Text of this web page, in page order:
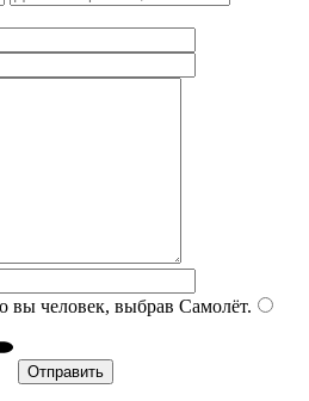
вы человек, выбрав Самолёт.